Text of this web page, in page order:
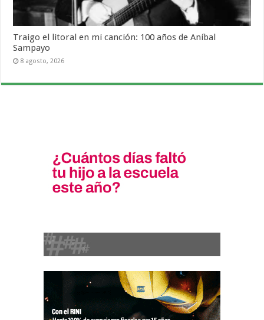
Traigo el litoral en mi canción: 100 años de Aníbal
Sampayo
8 agosto, 2026